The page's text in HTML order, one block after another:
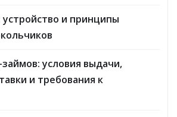
и принципы
условия выдачи,
и требования к